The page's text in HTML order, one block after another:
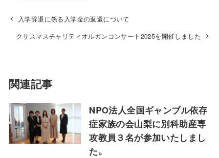
入学辞退に係る入学金の返還について
クリスマスチャリティオルガンコンサート2025を開催しました
関連記事
NPO法人全国ギャンブル依存
症家族の会山梨に別科助産専
攻教員３名が参加いたしまし
た。